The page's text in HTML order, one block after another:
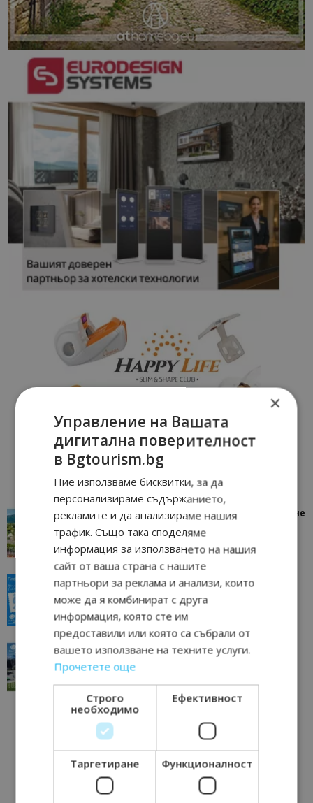
“Пощенска картичка от…”: Петрич – Изживяване
“Пощенска картичка от…”: Пловдив, градът на
всички времена
“Пощенска картичка от…”: Перник – град на
традициите, културата и вдъхновяващите...
×
Управление на Вашата
дигитална поверителност
в Bgtourism.bg
Ние използваме бисквитки, за да
персонализираме съдържанието,
рекламите и да анализираме нашия
трафик. Също така споделяме
информация за използването на нашия
сайт от ваша страна с нашите
партньори за реклама и анализи, които
може да я комбинират с друга
информация, която сте им
предоставили или която са събрали от
вашето използване на техните услуги.
Прочетете още
Строго
необходимо
Ефективност
Таргетиране Функционалност